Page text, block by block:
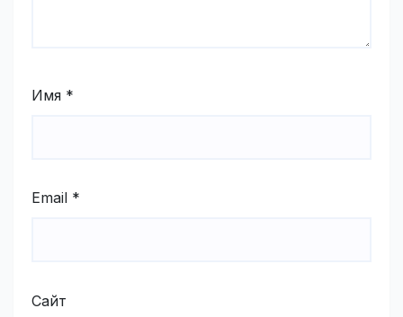
Имя *
Email *
Сайт